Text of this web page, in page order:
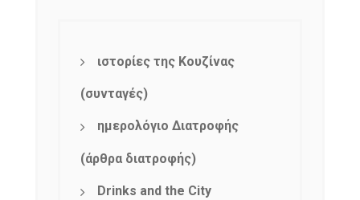
ιστορίες της Κουζίνας
(συνταγές)
ημερολόγιο Διατροφής
(άρθρα διατροφής)
Drinks and the City